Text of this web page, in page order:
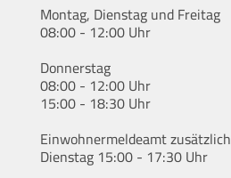
Montag, Dienstag und Freitag
08:00 - 12:00 Uhr
Donnerstag
08:00 - 12:00 Uhr
15:00 - 18:30 Uhr
Einwohnermeldeamt zusätzlich
Dienstag 15:00 - 17:30 Uhr